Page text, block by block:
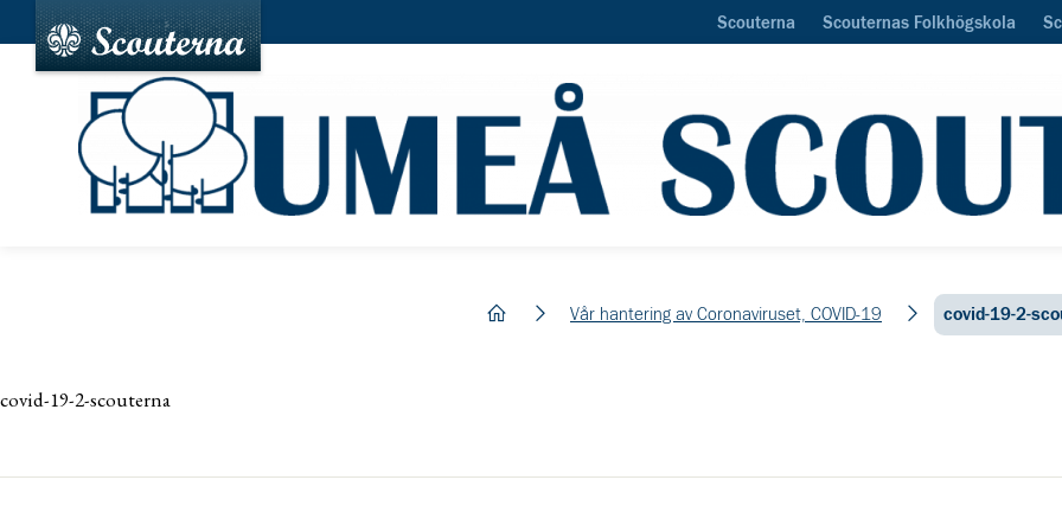
Scouterna Scouternas Folkhögskola
hem Vår hantering av Coronaviruset, COVID-19 covid-19-2-
covid-19-2-scouterna